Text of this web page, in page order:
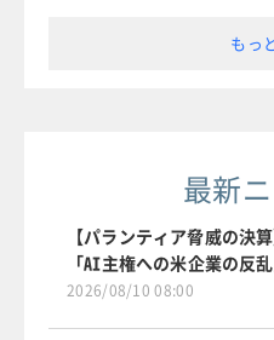
もっ
最新
【パランティア脅威の決
「AI主権への米企業の反
2026/08/10 08:00